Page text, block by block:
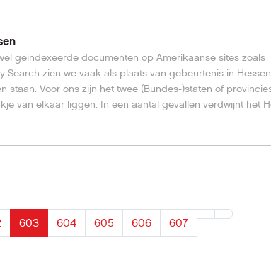
geindexeerde documenten op Amerikaanse sites zoals
Search zien we vaak als plaats van gebeurtenis in
staan. Voor ons zijn het twee (Bundes-)staten of
van elkaar liggen. In een aantal gevallen verdwijnt het
aangenomen dat de Lether’s uit Pruisen komen. Dat is
603 604 605 606 607